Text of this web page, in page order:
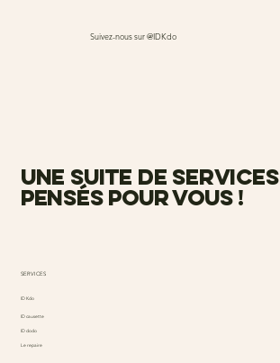
Suivez-nous sur @IDKdo
une suite de services
pensés pour vous !
SERVICES
ID Kdo
ID causette
ID dodo
Le repaire